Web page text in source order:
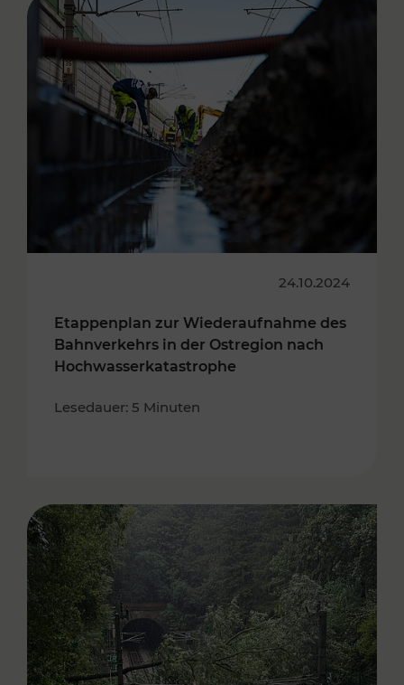
24.10.2024
Etappenplan zur Wiederaufnahme des
Bahnverkehrs in der Ostregion nach
Hochwasserkatastrophe
Lesedauer: 5 Minuten